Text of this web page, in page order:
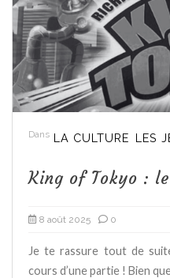
Dans LA CULTURE LES
King of Tokyo :
8 août 2025 0
Je te rassure tout de
cours d’une partie ! Bien